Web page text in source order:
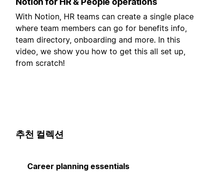
With Notion, HR teams can create a single place
where team members can go for benefits info,
team directory, onboarding and more. In this
video, we show you how to get this all set up,
from scratch!
추천 컬렉션
Career planning essentials